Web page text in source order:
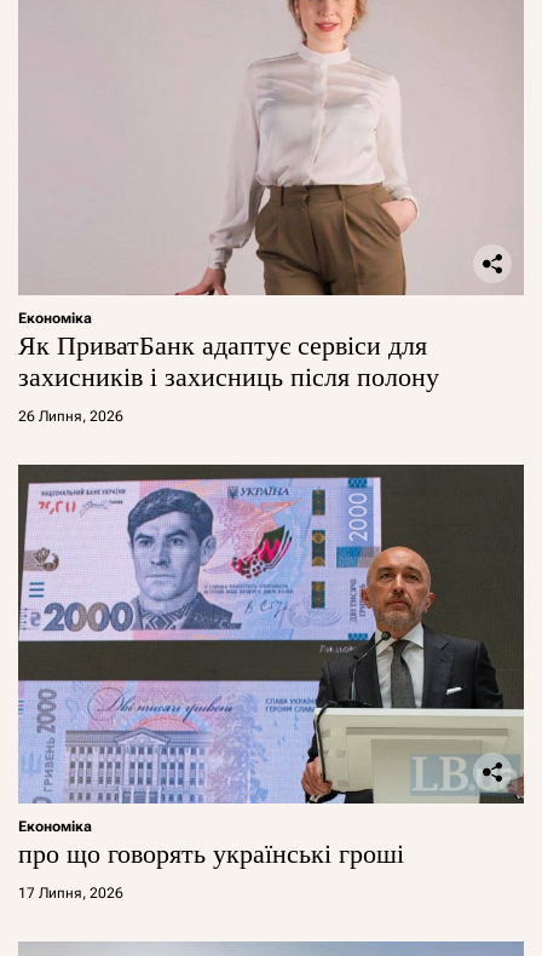
Економіка
Як ПриватБанк адаптує сервіси для
захисників і захисниць після полону
26 Липня, 2026
Економіка
про що говорять українські гроші
17 Липня, 2026